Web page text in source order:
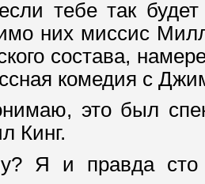
тебе так будет
них миссис
состава,
комедия с
это был
Кинг.
и правда сто